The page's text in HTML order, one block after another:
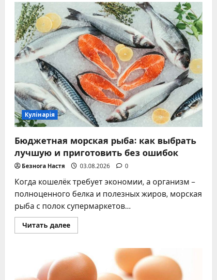
правильно
есть
хинкали
руками
и
готовить
дома:
пошаговый
рецепт
и
секреты
Кулінарія
Бюджетная морская рыба: как выбрать
лучшую и приготовить без ошибок
Безнога Настя 03.08.2026 0
Когда кошелёк требует экономии, а организм –
полноценного белка и полезных жиров, морская
рыба с полок супермаркетов...
Читать далееПрочитать
больше
морская
рыба:
как
выбрать